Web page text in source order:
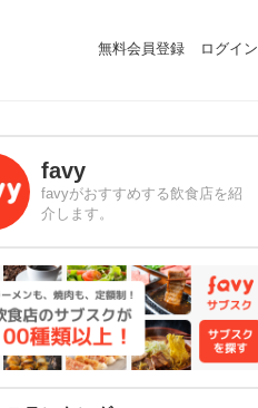
無料会員登録 ログイン
favy
favyがおすすめする飲食店を紹
介します。